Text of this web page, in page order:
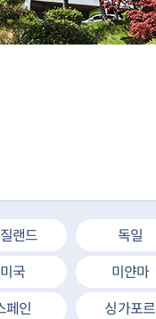
랜드 독일
미국 미얀마
페인 싱가포르